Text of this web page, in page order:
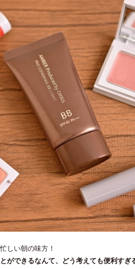
しい朝の味方！
ができるなんて、どう考えても便利すぎ